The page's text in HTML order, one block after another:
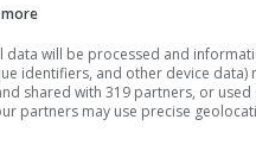
data will be processed and
identifiers, and other device data)
shared with 319 partners, or
partners may use precise